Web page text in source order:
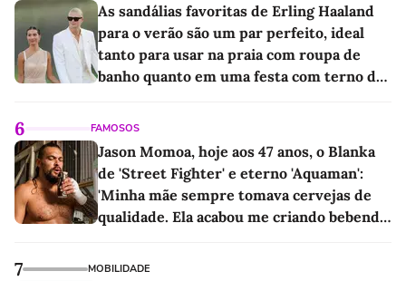
As sandálias favoritas de Erling Haaland
para o verão são um par perfeito, ideal
tanto para usar na praia com roupa de
banho quanto em uma festa com terno de
6 FAMOSOS
Jason Momoa, hoje aos 47 anos, o Blanka
de 'Street Fighter' e eterno 'Aquaman':
'Minha mãe sempre tomava cervejas de
qualidade. Ela acabou me criando bebendo
7 MOBILIDADE